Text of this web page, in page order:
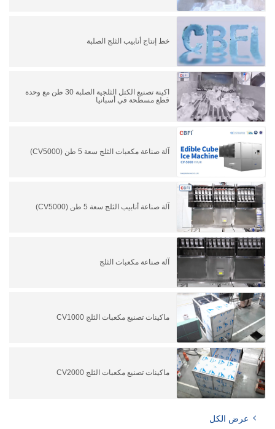
خط إنتاج أنابيب الثلج الصلبة
اكينة تصنيع الكتل الثلجية الصلبة 30 طن مع وحدة
قطع مسطحة في أسبانيا
آلة صناعة مكعبات الثلج سعة 5 طن (CV5000)
آلة صناعة أنابيب الثلج سعة 5 طن (CV5000)
آلة صناعة مكعبات الثلج
ماكينات تصنيع مكعبات الثلج CV1000
ماكينات تصنيع مكعبات الثلج CV2000
عرض الكل